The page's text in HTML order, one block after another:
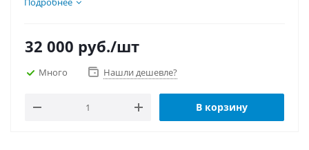
32 000 руб./шт
Много Нашли дешевле?
В корзину